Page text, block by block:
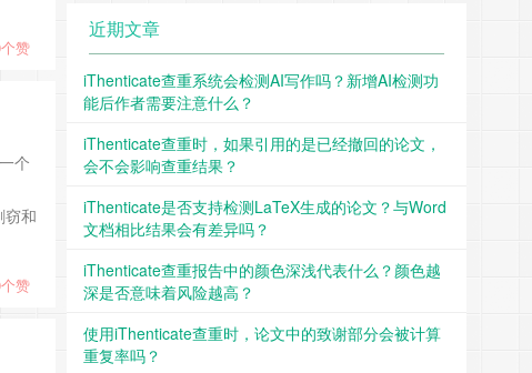
个赞
个
窃和
个赞
近期文章
iThenticate查重系统会检测AI写作吗？新增AI检测功
能后作者需要注意什么？
iThenticate查重时，如果引用的是已经撤回的论文，
会不会影响查重结果？
iThenticate是否支持检测LaTeX生成的论文？与Word
文档相比结果会有差异吗？
iThenticate查重报告中的颜色深浅代表什么？颜色越
深是否意味着风险越高？
使用iThenticate查重时，论文中的致谢部分会被计算
重复率吗？